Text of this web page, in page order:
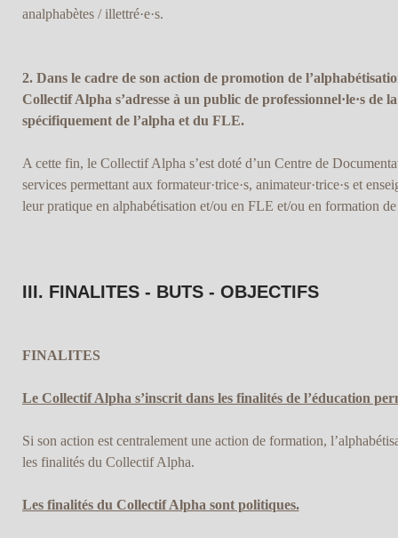
analphabètes / illettré·e·s.
2. Dans le cadre de son action de promotion de
Collectif Alpha s’adresse à un public de professionnel·le·s de
spécifiquement de l’alpha et du FLE.
A cette fin, le Collectif Alpha s’est doté d’un Centre de
services permettant aux formateur·trice·s, animateur·trice·s et
leur pratique en alphabétisation et/ou en FLE et/ou en formation de
III. FINALITES - BUTS - OBJECTIFS
FINALITES
Le Collectif Alpha s’inscrit dans les finalités de l’éducation
Si son action est centralement une action de formation,
les finalités du Collectif Alpha.
Les finalités du Collectif Alpha sont politiques.